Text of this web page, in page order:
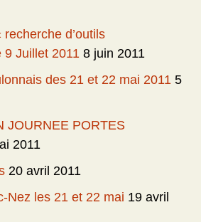
d’outils
9 Juillet 2011 8 juin 2011
des 21 et 22 mai 2011 5
JOURNEE PORTES
2011
20 avril 2011
Nez les 21 et 22 mai 19 avril